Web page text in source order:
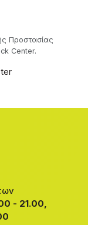
Προστασίας
Center.
- 21.00,